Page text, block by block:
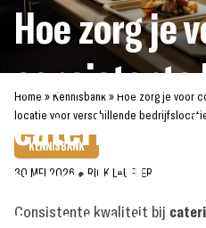
Home »Kennisbank»Hoe zorg je voor
locatie voor verschillende
KENNISBANK
Hoe zorg je
catering op
verschillende
30 MEI 2026 ● RICK LAUFFER
Consistente kwaliteit bij